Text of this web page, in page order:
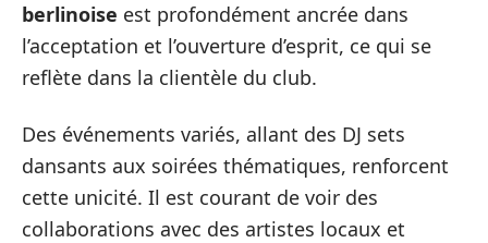
berlinoise est profondément ancrée dans
l’acceptation et l’ouverture d’esprit, ce qui se
reflète dans la clientèle du club.
Des événements variés, allant des DJ sets
dansants aux soirées thématiques, renforcent
cette unicité. Il est courant de voir des
collaborations avec des artistes locaux et